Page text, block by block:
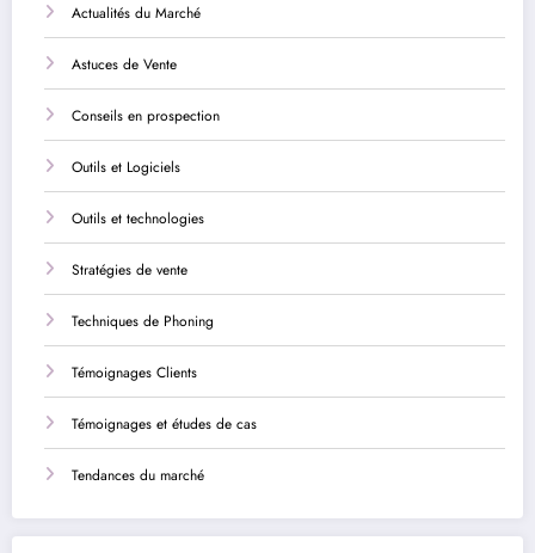
Actualités du Marché
Astuces de Vente
Conseils en prospection
Outils et Logiciels
Outils et technologies
Stratégies de vente
Techniques de Phoning
Témoignages Clients
Témoignages et études de cas
Tendances du marché